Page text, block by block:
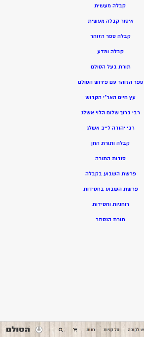
קבלה מעשית
איסור קבלה מעשית
קבלה ספר הזוהר
קבלה ומדע
תורת בעל הסולם
ספר הזוהר עם פירוש הסולם
עץ חיים האר”י הקדוש
רבי ברוך שלום הלוי אשלג
רבי יהודה לייב אשלג
קבלה ותורת החן
סודות התורה
פרשת השבוע בקבלה
פרשת השבוע בחסידות
רוחניות וחסידות
תורת הנסתר